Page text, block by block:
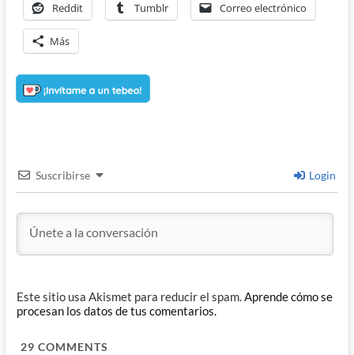
Reddit Tumblr Correo electrónico
Más
Suscribirse Login
Este sitio usa Akismet para reducir el spam.Aprende cómo se
procesan los datos de tus comentarios.
29 COMMENTS